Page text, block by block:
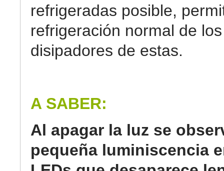
refrigeradas posible,
refrigeración normal de los
disipadores de estas.
A SABER:
Al apagar la luz se
pequeña luminiscencia